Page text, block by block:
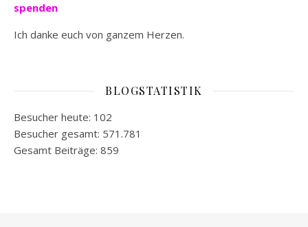
spenden
Ich danke euch von ganzem Herzen.
BLOGSTATISTIK
Besucher heute: 102
Besucher gesamt: 571.781
Gesamt Beiträge: 859